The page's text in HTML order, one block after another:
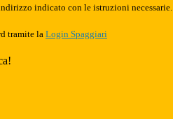
indicato con le istruzioni necessarie.
tramite la Login Spaggiari